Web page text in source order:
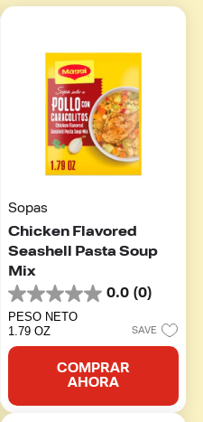
Sopas
Chicken Flavored
Seashell Pasta Soup
Mix
0.0 (0)
0.0
de
5
estrellas.
PESO NETO
1.79 OZ
SAVE
COMPRAR
AHORA